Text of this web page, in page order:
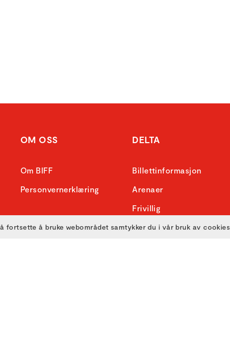
OM OSS
Om BIFF
Personvernerklæring
DELTA
Billettinformasjon
Arenaer
Frivillig
Bransje
fortsette å bruke webområdet samtykker du i vår bruk av cookies